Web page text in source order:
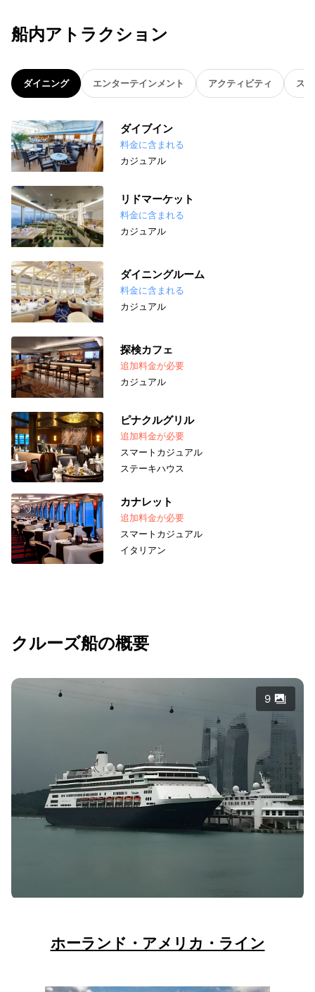
船内アトラクション
ダイニング エンターテインメント アクティビティ ス
ダイブイン
料金に含まれる
カジュアル
リドマーケット
料金に含まれる
カジュアル
ダイニングルーム
料金に含まれる
カジュアル
探検カフェ
追加料金が必要
カジュアル
ピナクルグリル
追加料金が必要
スマートカジュアル
ステーキハウス
カナレット
追加料金が必要
スマートカジュアル
イタリアン
クルーズ船の概要
9
ホーランド・アメリカ・ライン